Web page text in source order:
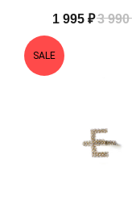
1 995 ₽3 990
SALE